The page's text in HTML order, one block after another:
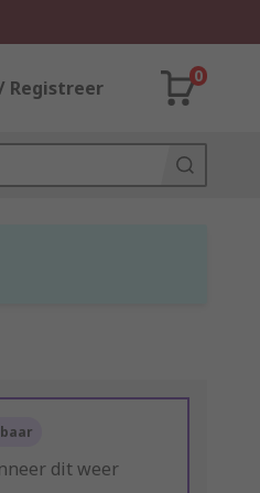
Registreer
0
dit weer